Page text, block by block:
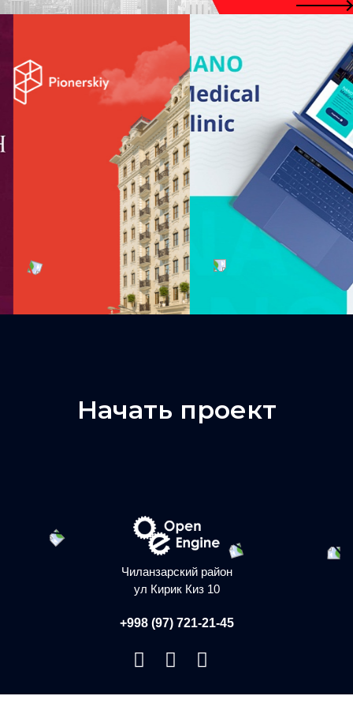
Начать проект
Чиланзарский район
ул Кирик Киз 10
+998 (97) 721-21-45